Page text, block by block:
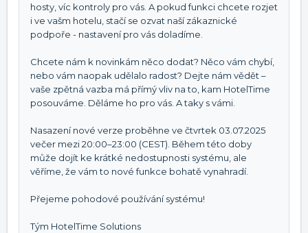
hosty, víc kontroly pro vás. A pokud funkci chcete rozjet
i ve vašm hotelu, stačí se ozvat naší zákaznické
podpoře - nastavení pro vás doladíme.
Chcete nám k novinkám něco dodat? Něco vám chybí,
nebo vám naopak udělalo radost? Dejte nám vědět –
vaše zpětná vazba má přímý vliv na to, kam HotelTime
posouváme. Děláme ho pro vás. A taky s vámi.
Nasazení nové verze proběhne ve čtvrtek 03.07.2025
večer mezi 20:00–23:00 (CEST). Během této doby
může dojít ke krátké nedostupnosti systému, ale
věříme, že vám to nové funkce bohatě vynahradí.
Přejeme pohodové používání systému!
Tým HotelTime Solutions